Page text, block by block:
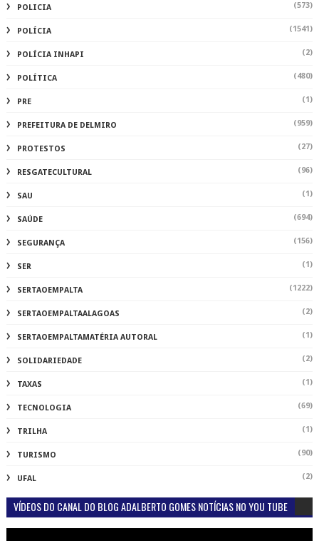
POLICIA (573)
POLÍCIA (1541)
POLÍCIA INHAPI (2)
POLÍTICA (480)
PRE (1)
PREFEITURA DE DELMIRO (959)
PROTESTOS (27)
RESGATECULTURAL (96)
SAU (1)
SAÚDE (694)
SEGURANÇA (156)
SER (1)
SERTAOEMPALTA (1222)
SERTAOEMPALTAALAGOAS (2)
SERTAOEMPALTAMATÉRIA AUTORAL (1)
SOLIDARIEDADE (2)
TAXAS (1)
TECNOLOGIA (69)
TRILHA (1)
TURISMO (90)
UFAL (2)
VÍDEOS DO CANAL DO BLOG ADALBERTO GOMES NOTÍCIAS NO YOU TUBE